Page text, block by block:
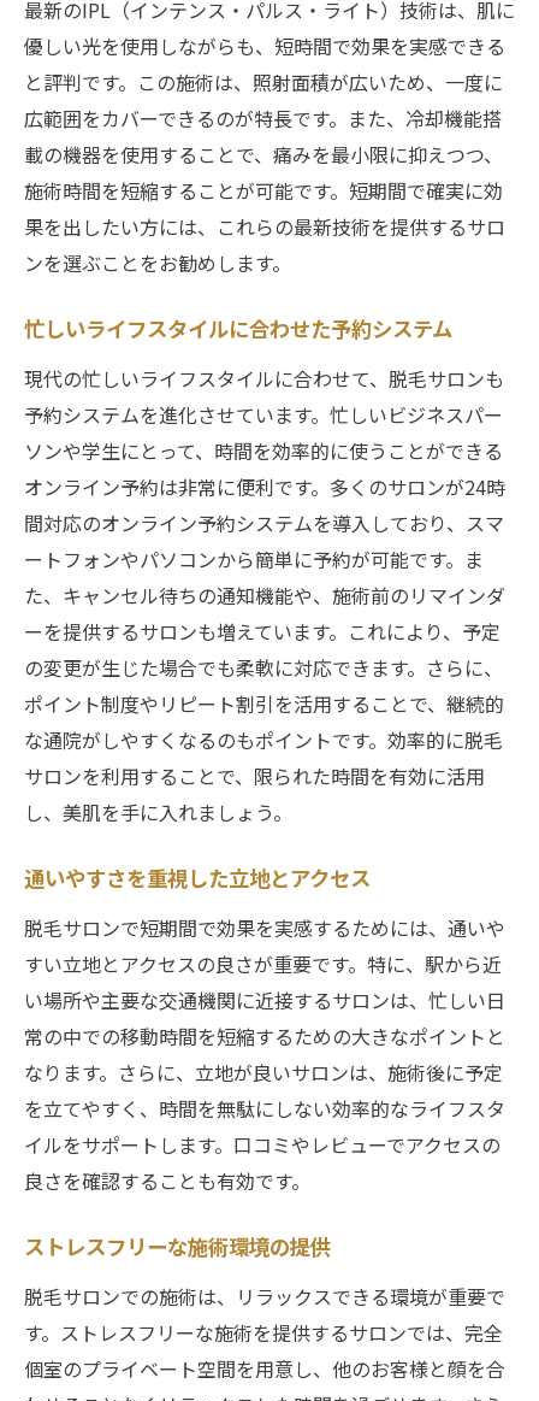
最新のIPL（インテンス・パルス・ライト）技術は、肌に
優しい光を使用しながらも、短時間で効果を実感できる
と評判です。この施術は、照射面積が広いため、一度に
広範囲をカバーできるのが特長です。また、冷却機能搭
載の機器を使用することで、痛みを最小限に抑えつつ、
施術時間を短縮することが可能です。短期間で確実に効
果を出したい方には、これらの最新技術を提供するサロ
ンを選ぶことをお勧めします。
忙しいライフスタイルに合わせた予約システム
現代の忙しいライフスタイルに合わせて、脱毛サロンも
予約システムを進化させています。忙しいビジネスパー
ソンや学生にとって、時間を効率的に使うことができる
オンライン予約は非常に便利です。多くのサロンが24時
間対応のオンライン予約システムを導入しており、スマ
ートフォンやパソコンから簡単に予約が可能です。ま
た、キャンセル待ちの通知機能や、施術前のリマインダ
ーを提供するサロンも増えています。これにより、予定
の変更が生じた場合でも柔軟に対応できます。さらに、
ポイント制度やリピート割引を活用することで、継続的
な通院がしやすくなるのもポイントです。効率的に脱毛
サロンを利用することで、限られた時間を有効に活用
し、美肌を手に入れましょう。
通いやすさを重視した立地とアクセス
脱毛サロンで短期間で効果を実感するためには、通いや
すい立地とアクセスの良さが重要です。特に、駅から近
い場所や主要な交通機関に近接するサロンは、忙しい日
常の中での移動時間を短縮するための大きなポイントと
なります。さらに、立地が良いサロンは、施術後に予定
を立てやすく、時間を無駄にしない効率的なライフスタ
イルをサポートします。口コミやレビューでアクセスの
良さを確認することも有効です。
ストレスフリーな施術環境の提供
脱毛サロンでの施術は、リラックスできる環境が重要で
す。ストレスフリーな施術を提供するサロンでは、完全
個室のプライベート空間を用意し、他のお客様と顔を合